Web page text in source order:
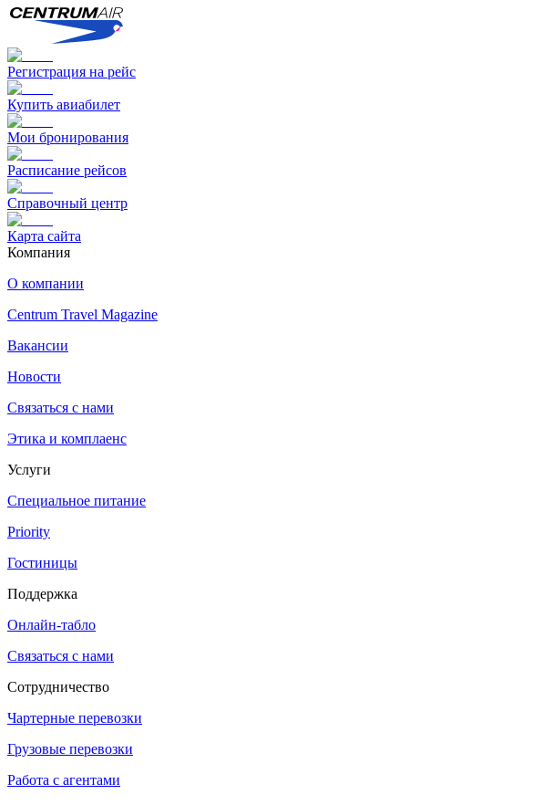
Регистрация на рейс
Купить авиабилет
Мои бронирования
Расписание рейсов
Справочный центр
Карта сайта
Компания
О компании
Centrum Travel Magazine
Вакансии
Новости
Связаться с нами
Этика и комплаенс
Услуги
Специальное питание
Priority
Гостиницы
Поддержка
Онлайн-табло
Связаться с нами
Сотрудничество
Чартерные перевозки
Грузовые перевозки
Работа с агентами